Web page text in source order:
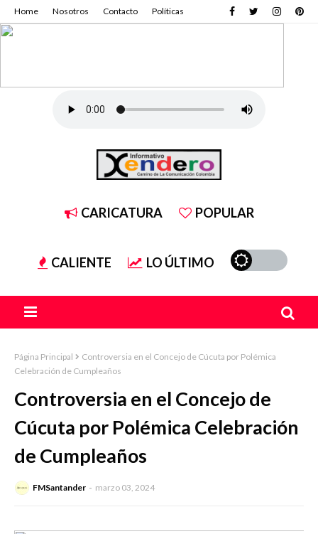
Home Nosotros Contacto Políticas
CARICATURA POPULAR
CALIENTE LO ÚLTIMO
Página Principal
Controversia en el Concejo de Cúcuta por Polémica
Celebración de Cumpleaños
Controversia en el Concejo de
Cúcuta por Polémica Celebración
de Cumpleaños
FMSantander marzo 03, 2024